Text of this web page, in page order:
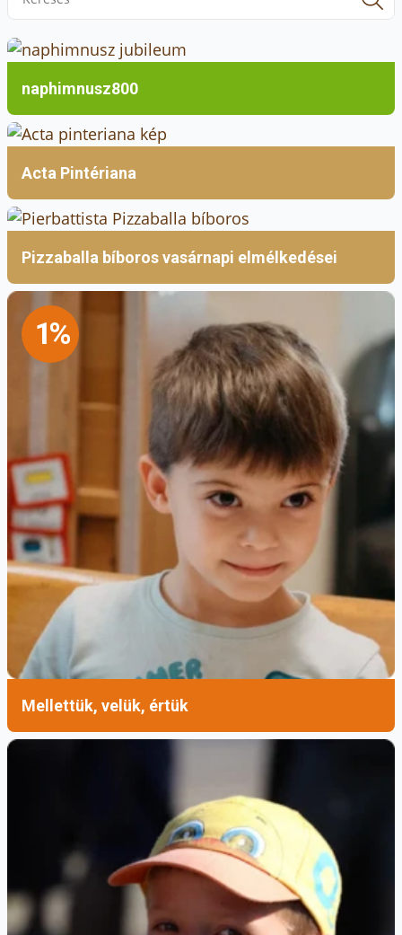
naphimnusz800
Acta Pintériana
Pizzaballa bíboros vasárnapi elmélkedései
1%
Mellettük, velük, értük